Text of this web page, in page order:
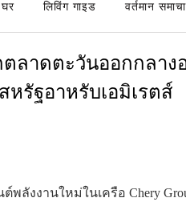
घर लिविंग गाइड वर्तमान
ลาดตะวันออกกลาง
รัฐอาหรับเอมิเรตส์
พลังงานใหม่ในเครือ Chery